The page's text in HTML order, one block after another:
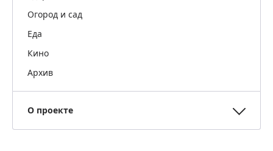
Огород и сад
Еда
Кино
Архив
О проекте